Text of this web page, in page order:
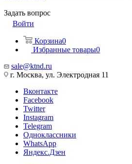
Задать вопрос
Войти
Корзина0
Избранные товары0
sale@ktnd.ru
г. Москва, ул. Электродная 11
Вконтакте
Facebook
Twitter
Instagram
Telegram
Одноклассники
WhatsApp
Яндекс.Дзен